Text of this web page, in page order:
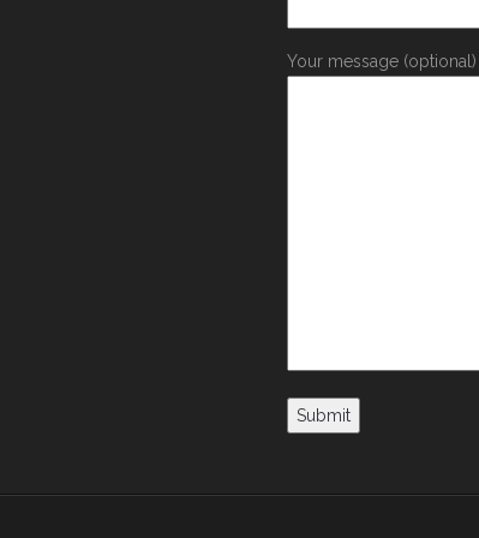
Your message (optional)